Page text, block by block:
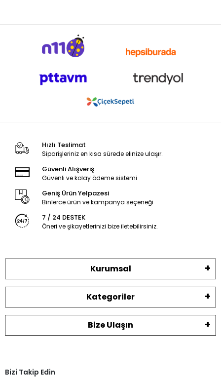
Hızlı Teslimat
Siparişleriniz en kısa sürede elinize ulaşır.
Güvenli Alışveriş
Güvenli ve kolay ödeme sistemi
Geniş Ürün Yelpazesi
Binlerce ürün ve kampanya seçeneği
7 / 24 DESTEK
Öneri ve şikayetlerinizi bize iletebilirsiniz.
Kurumsal
Kategoriler
Bize Ulaşın
Bizi Takip Edin